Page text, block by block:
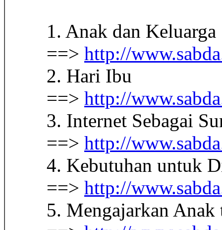
1. Anak dan Keluarga
==> http://
2. Hari Ibu
==> http://
3. Internet Sebagai
==> http://
4. Kebutuhan untuk
==> http://
5. Mengajarkan Anak